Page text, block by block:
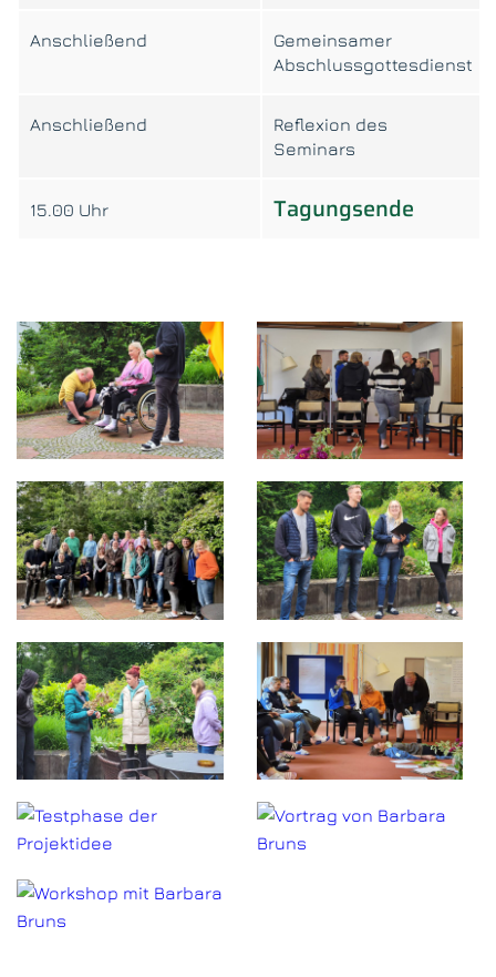
Anschließend
Gemeinsamer
Abschlussgottesdienst
Anschließend
Reflexion des
Seminars
15.00 Uhr Tagungsende